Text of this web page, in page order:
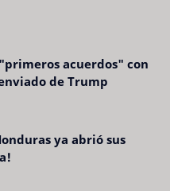
acuerdos" con
de Trump
ya abrió sus